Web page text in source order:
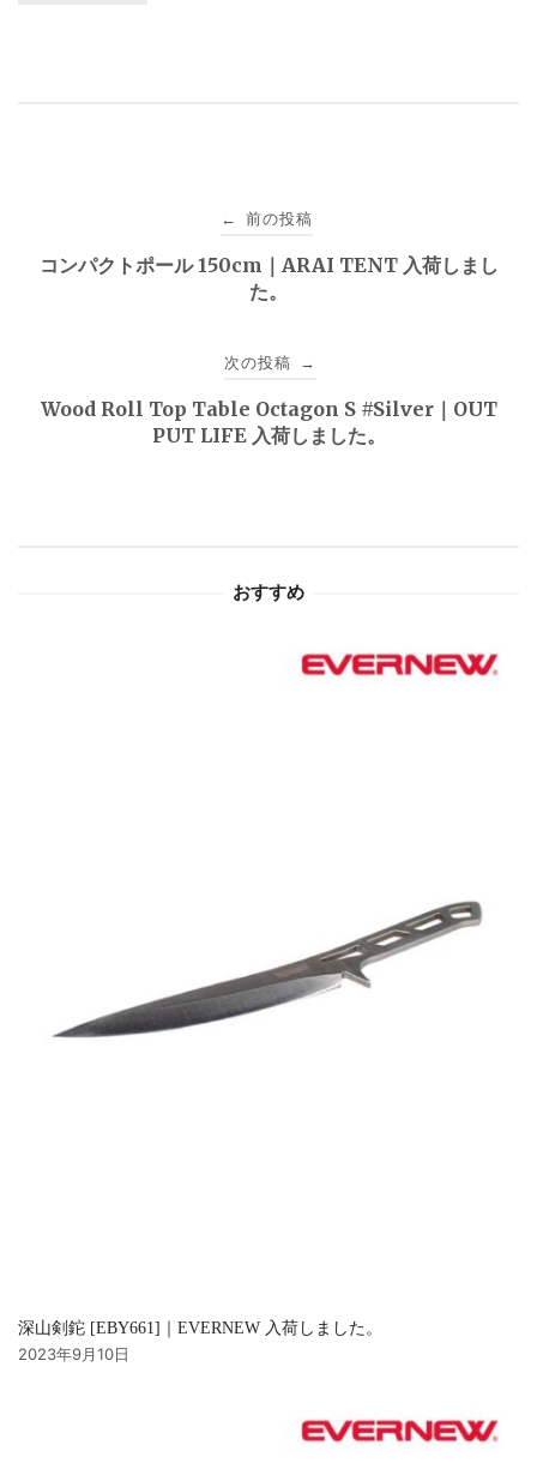
稿
ゲ
← 前の投稿
コンパクトポール 150cm｜ARAI TENT 入荷しまし
た。
次の投稿 →
Wood Roll Top Table Octagon S #Silver｜OUT
PUT LIFE 入荷しました。
おすすめ
深山剣鉈 [EBY661]｜EVERNEW 入荷しました。
2023年9月10日